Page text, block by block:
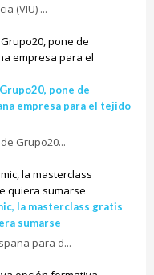
(VIU) ...
pone de
empresa para el tejido
Grupo20...
la masterclass gratis
sumarse
para d...